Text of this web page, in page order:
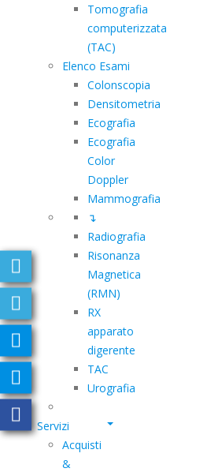
Tomografia
computerizzata
(TAC)
Elenco Esami
Colonscopia
Densitometria
Ecografia
Ecografia
Color
Doppler
Mammografia
↴
Radiografia
Risonanza
Magnetica
(RMN)
RX
apparato
digerente
TAC
Urografia
Servizi
Acquisti
&